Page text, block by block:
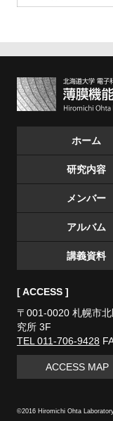
ホーム
研究内容
メンバー
アルバム
講義資料
[ ACCESS ]
〒001-0020札幌市北
究所 3F
TEL 011-706-9428
ACCESS MAP
©2016 Hiromichi Ohta